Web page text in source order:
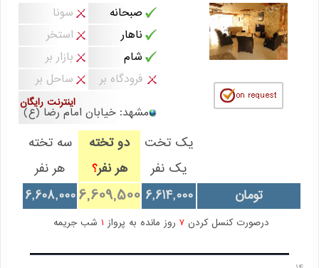
صبحانه
سونا
ناهار
استخر
شام
بازار بر
فرودگاه بر
ساحل بر
اینترنت رایگان
مشهد: خیابان امام رضا (ع)
یک تخت
یک نفر
دو تخته
هر نفر؟
سه تخته
هر نفر
تومان
6,614,000
6,609,500
6,608,000
درصورت کنسل کردن 7 روز مانده به پرواز شب جریمه